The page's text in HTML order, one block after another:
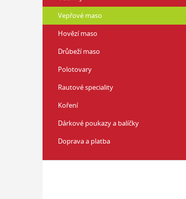
í
p
Vepřové maso
Hovězí maso
Drůbeží maso
Polotovary
Rautové speciality
Koření
Dárkové poukazy a balíčky
Doprava a platba